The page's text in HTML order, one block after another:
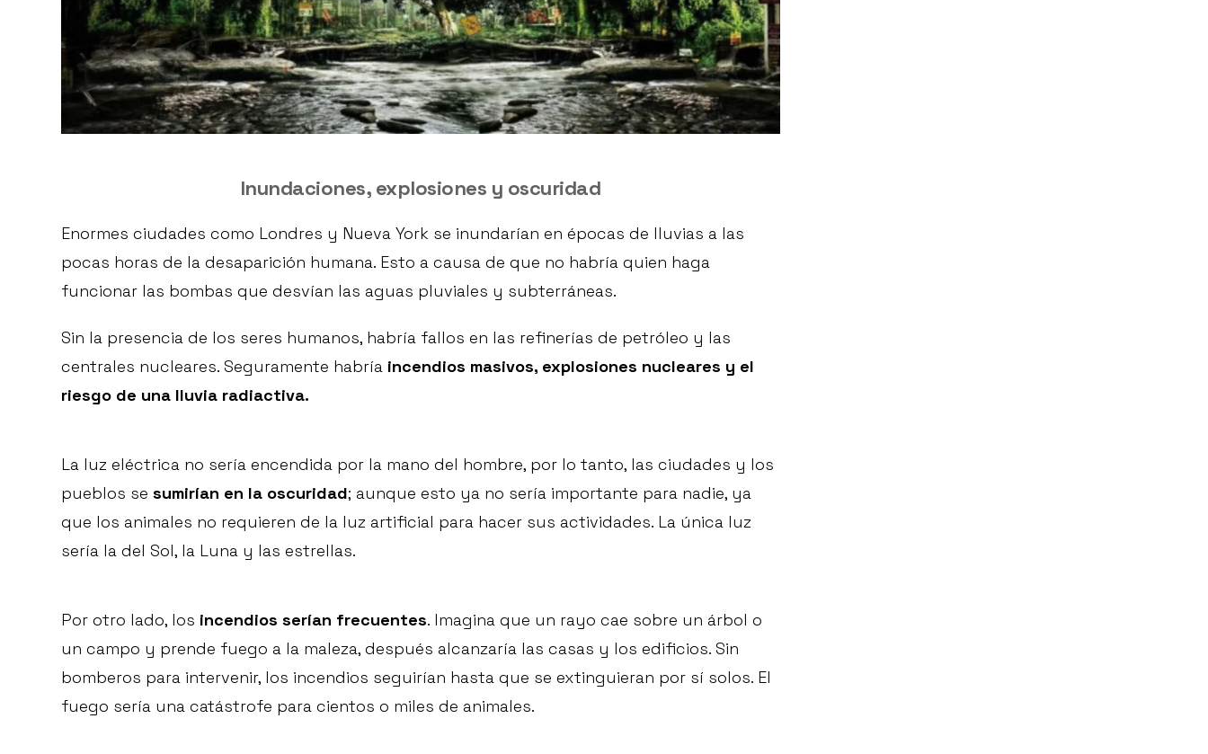
Inundaciones, explosiones y oscuridad
Enormes ciudades como Londres y Nueva York se inundarían en épocas de lluvias a las
pocas horas de la desaparición humana. Esto a causa de que no habría quien haga
funcionar las bombas que desvían las aguas pluviales y subterráneas.
Sin la presencia de los seres humanos, habría fallos en las refinerías de petróleo y las
centrales nucleares. Seguramente habría incendios masivos, explosiones nucleares y el
riesgo de una lluvia radiactiva.
La luz eléctrica no sería encendida por la mano del hombre, por lo tanto, las ciudades y los
pueblos se sumirían en la oscuridad; aunque esto ya no sería importante para nadie, ya
que los animales no requieren de la luz artificial para hacer sus actividades. La única luz
sería la del Sol, la Luna y las estrellas.
Por otro lado, los incendios serían frecuentes. Imagina que un rayo cae sobre un árbol o
un campo y prende fuego a la maleza, después alcanzaría las casas y los edificios. Sin
bomberos para intervenir, los incendios seguirían hasta que se extinguieran por sí solos. El
fuego sería una catástrofe para cientos o miles de animales.